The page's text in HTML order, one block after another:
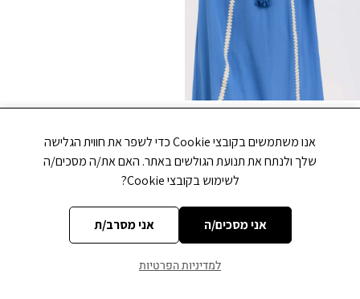
L
M
S
₪199.00
בחר אפשרויות
אנו משתמשים בקובצי Cookie כדי לשפר את חווית הגלישה
שלך ולנתח את תנועת הגולשים באתר. האם את/ה מסכים/ה
לשימוש בקובצי Cookie?
אני מסכים/ה אני מסרב/ת
למדיניות הפרטיות